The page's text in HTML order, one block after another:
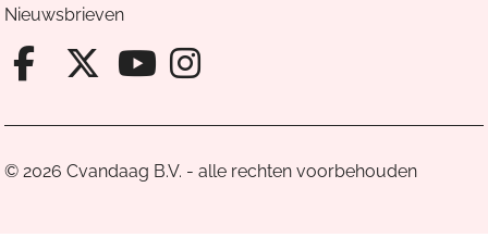
Nieuwsbrieven
Facebook van Cvandaag
X van Cvandaag
Instagram van
© 2026 Cvandaag B.V. - alle rechten voorbehouden